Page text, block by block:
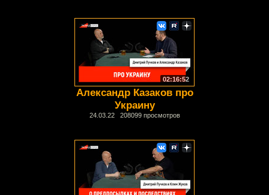
02:16:52
Александр Казаков про
Украину
24.03.22 208099 просмотров